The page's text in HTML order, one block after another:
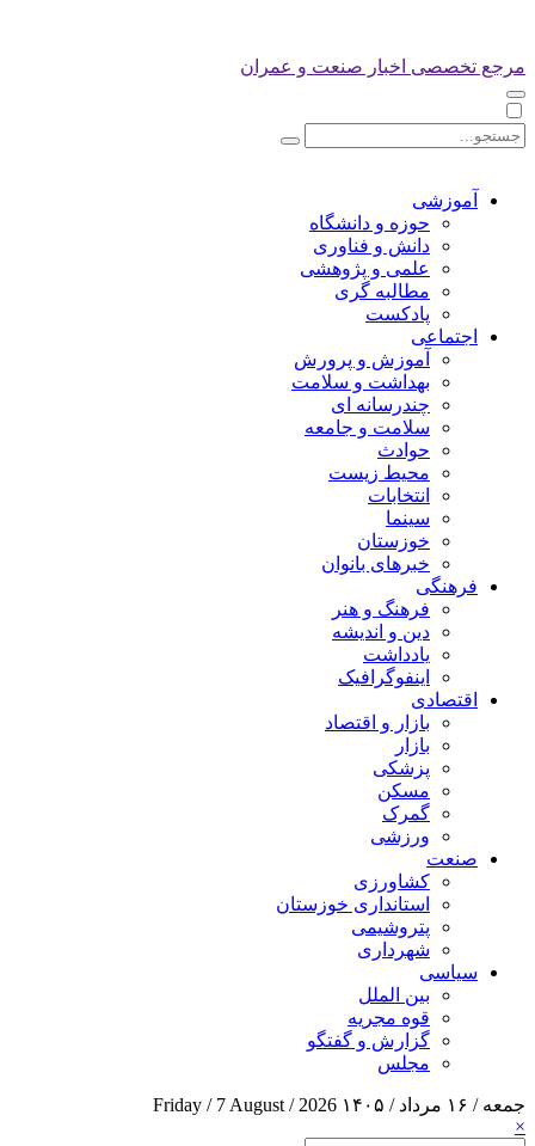
مرجع تخصصی اخبار صنعت و عمران
آموزشی
حوزه و دانشگاه
دانش و فناوری
علمی و پژوهشی
مطالبه گری
پادکست
اجتماعی
آموزش و پرورش
بهداشت و سلامت
چندرسانه ای
سلامت و جامعه
حوادث
محیط زیست
انتخابات
سینما
خوزستان
خبرهای بانوان
فرهنگی
فرهنگ و هنر
دین و اندیشه
یادداشت
اینفوگرافیک
اقتصادی
بازار و اقتصاد
بازار
پزشکی
مسکن
گمرک
ورزشی
صنعت
کشاورزی
استانداری خوزستان
پتروشیمی
شهرداری
سیاسی
بین الملل
قوه مجریه
گزارش و گفتگو
مجلس
جمعه / ۱۶ مرداد / ۱۴۰۵
Friday / 7 August / 2026
×